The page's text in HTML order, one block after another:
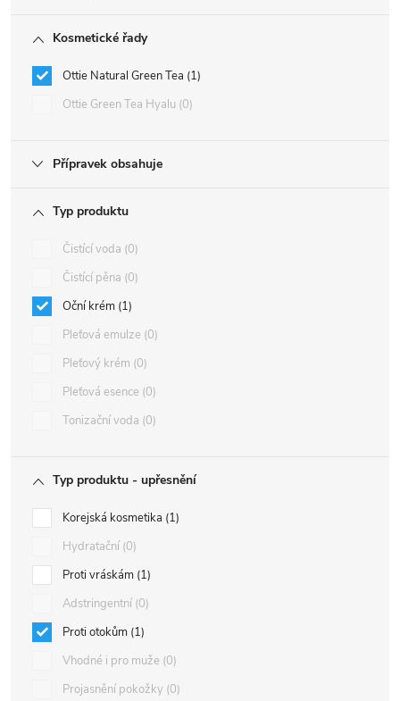
Kosmetické řady
Ottie Natural Green Tea 1
Ottie Green Tea Hyalu 0
Přípravek obsahuje
Typ produktu
Čistící voda 0
Čistící pěna 0
Oční krém 1
Pleťová emulze 0
Pleťový krém 0
Pleťová esence 0
Tonizační voda 0
Typ produktu - upřesnění
Korejská kosmetika 1
Hydratační 0
Proti vráskám 1
Adstringentní 0
Proti otokům 1
Vhodné i pro muže 0
Projasnění pokožky 0